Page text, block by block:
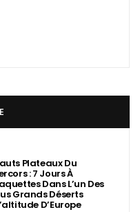
Plateaux Du
: 7 Jours À
Dans L’un Des
Grands Déserts
D’Europe